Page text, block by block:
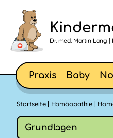
Dr. med. Martin Lang |
Praxis Baby
Startseite| Homöopathie|
Grundlagen